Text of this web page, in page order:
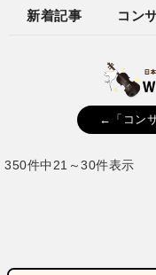
新着記事 コン
←「コン
350件中21～30件表示